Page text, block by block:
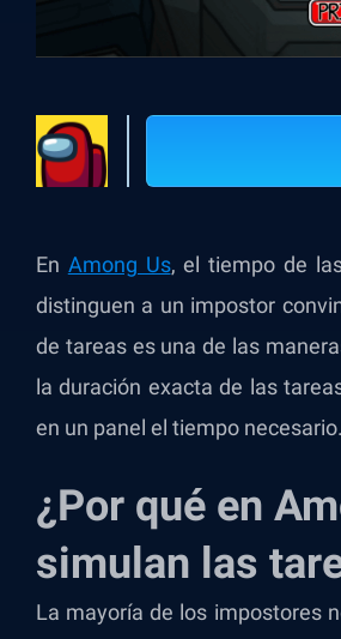
En Among Us, el tiempo de
distinguen a un impostor
de tareas es una de las
la duración exacta de las
en un panel el tiempo necesario.
¿Por qué en
simulan las
La mayoría de los impostores